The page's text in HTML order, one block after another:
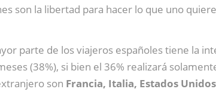
son la libertad para hacer lo que uno
parte de los viajeros españoles tiene la
(38%), si bien el 36% realizará
son Francia, Italia, Estados